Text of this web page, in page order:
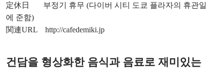
定休日 부정기 휴무 (다이버 시티 도쿄 플라자의 휴관일
에 준함)
関連URL http://cafedemiki.jp
건담을 형상화한 음식과 음료로 재미있는